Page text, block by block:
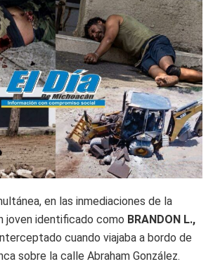
en las inmediaciones de la
joven identificado como BRANDON L.,
cuando viajaba a bordo de
sobre la calle Abraham González.